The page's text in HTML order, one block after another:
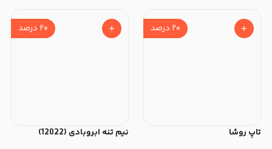
۲۰ درصد
تاپ روشا
۲۰ درصد
نیم تنه ابروبادی (12022)